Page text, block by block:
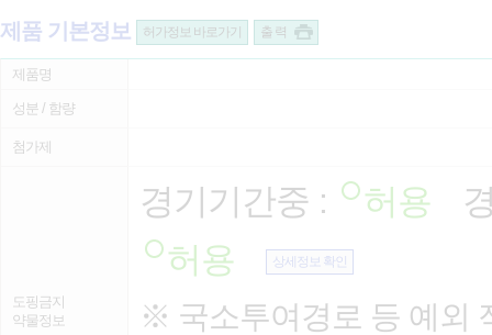
제품 기본정보 허가정보 바로가기 출 력
제품명
성분 / 함량
첨가제
도핑금지
약물정보
경기기간중 : 허용
허용
상세정보 확인
※ 국소투여경로 등 예외